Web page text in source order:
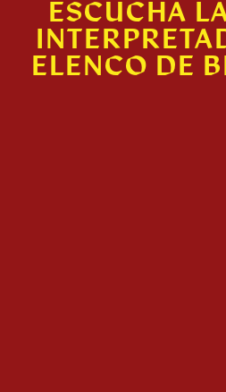
ESCUCHA
ELENCO DE